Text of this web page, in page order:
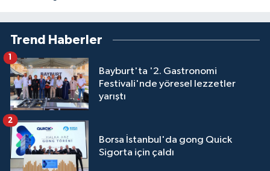
Trend Haberler
Bayburt'ta '2. Gastronomi
Festivali'nde yöresel lezzetler
yarıştı
1
Borsa İstanbul'da gong Quick
Sigorta için çaldı
2